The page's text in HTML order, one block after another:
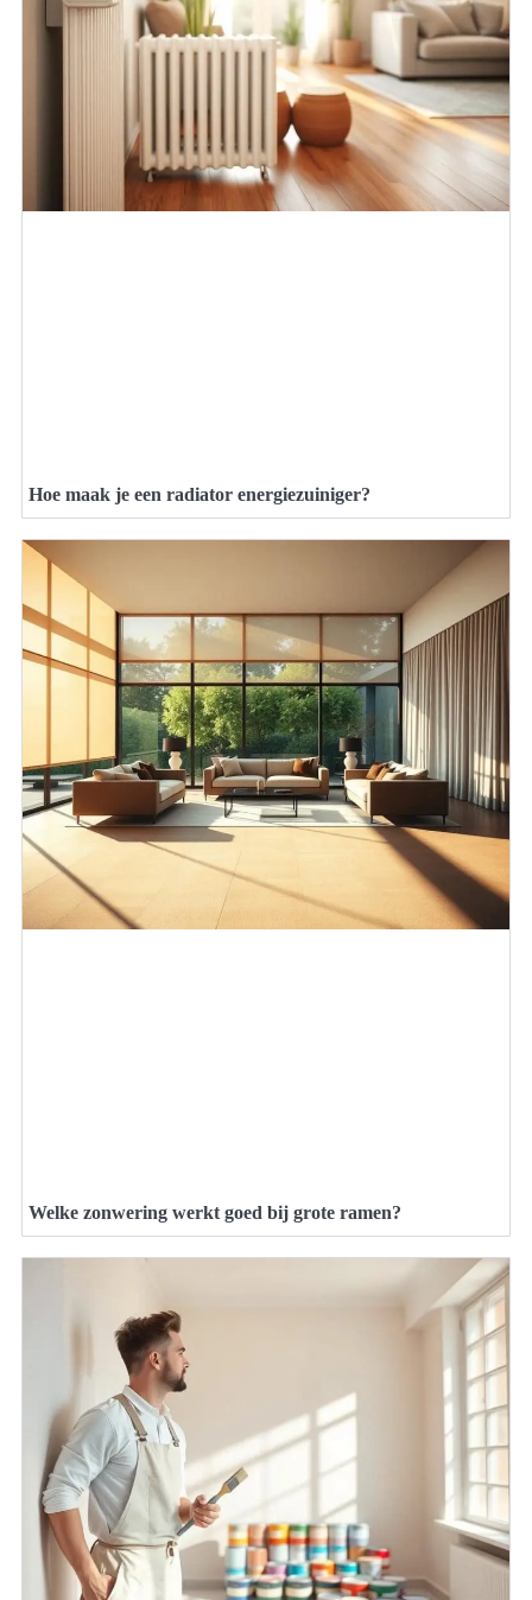
Hoe maak je een radiator energiezuiniger?
Welke zonwering werkt goed bij grote ramen?